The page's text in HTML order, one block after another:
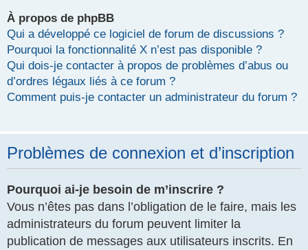
À propos de phpBB
Qui a développé ce logiciel de forum de discussions ?
Pourquoi la fonctionnalité X n’est pas disponible ?
Qui dois-je contacter à propos de problèmes d’abus ou
d’ordres légaux liés à ce forum ?
Comment puis-je contacter un administrateur du forum ?
Problèmes de connexion et d’inscription
Pourquoi ai-je besoin de m’inscrire ?
Vous n’êtes pas dans l’obligation de le faire, mais les
administrateurs du forum peuvent limiter la
publication de messages aux utilisateurs inscrits. En